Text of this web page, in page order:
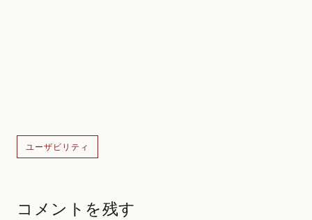
ユーザビリティ
コメントを残す